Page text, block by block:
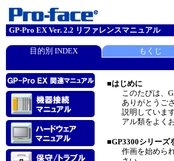
GP-Pro EX Ver. 2.2 リファレンスマニュアル
目的別 INDEX もくじ
■はじめに
このたびは、
ありがとうご
説明していま
アル類をよく
■GP3300シリーズ
作画を始めら